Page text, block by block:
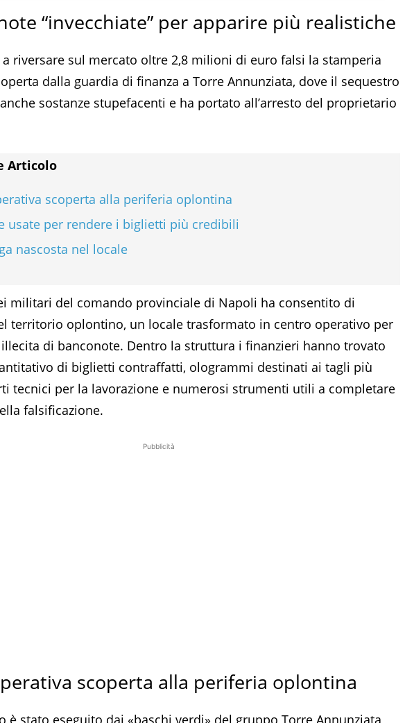
“invecchiate” per apparire più realistiche
a riversare sul mercato oltre 2,8 milioni di euro falsi la stamperia
dalla guardia di finanza a Torre Annunziata, dove il sequestro
sostanze stupefacenti e ha portato all’arresto del proprietario
Articolo
scoperta alla periferia oplontina
usate per rendere i biglietti più credibili
nascosta nel locale
militari del comando provinciale di Napoli ha consentito di
territorio oplontino, un locale trasformato in centro operativo per
di banconote. Dentro la struttura i finanzieri hanno trovato
di biglietti contraffatti, ologrammi destinati ai tagli più
tecnici per la lavorazione e numerosi strumenti utili a completare
falsificazione.
Pubblicità
scoperta alla periferia oplontina
è stato eseguito dai «baschi verdi» del gruppo Torre Annunziata